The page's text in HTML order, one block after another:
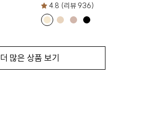
4.8 (리뷰 936)
더 많은 상품 보기